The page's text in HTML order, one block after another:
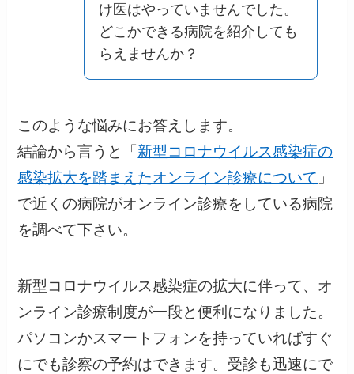
け医はやっていませんでした。
どこかできる病院を紹介しても
らえませんか？
このような悩みにお答えします。
結論から言うと
「 新型コロナウイルス感染症の
感染拡大を踏まえたオンライン診療について 」
で近くの病院がオンライン診療をしている病院
を調べて下さい。
新型コロナウイルス感染症の拡大に伴って、オ
ンライン診療制度が一段と便利になりました。
パソコンかスマートフォンを持っていればすぐ
にでも診察の予約はできます。受診も迅速にで